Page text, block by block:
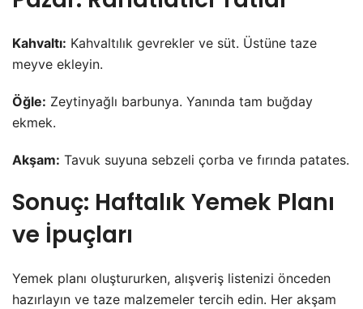
Kahvaltı: Kahvaltılık gevrekler ve süt. Üstüne taze
meyve ekleyin.
Öğle: Zeytinyağlı barbunya. Yanında tam buğday
ekmek.
Akşam: Tavuk suyuna sebzeli çorba ve fırında patates.
Sonuç: Haftalık Yemek Planı
ve İpuçları
Yemek planı oluştururken, alışveriş listenizi önceden
hazırlayın ve taze malzemeler tercih edin. Her akşam